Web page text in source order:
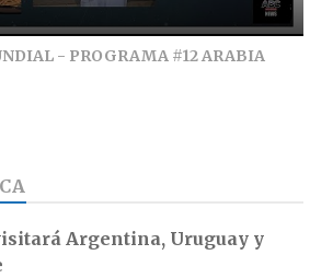
- PROGRAMA #12 ARABIA
Argentina, Uruguay y